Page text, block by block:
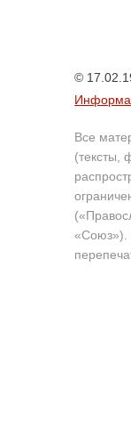
©
Все
(тексты,
«Союз»).